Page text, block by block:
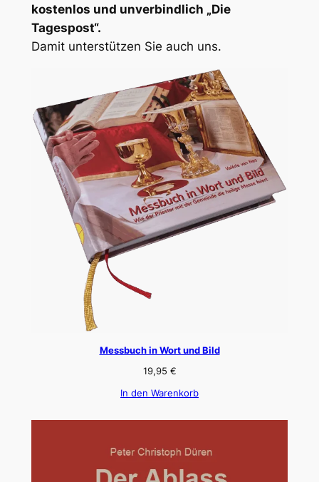
kostenlos und unverbindlich „Die
Tagespost“.
Damit unterstützen Sie auch uns.
Messbuch in Wort und Bild
19,95 €
In den Warenkorb